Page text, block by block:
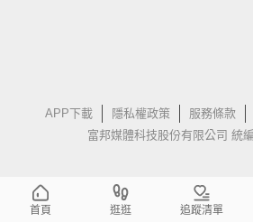
APP下載 隱私權政策 服務條款
富邦媒體科技股份有限公司 統
首頁 逛逛 追蹤清單